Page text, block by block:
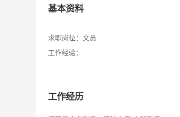
基本资料
求职岗位： 文员
工作经验：
工作经历